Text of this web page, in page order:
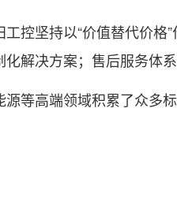
坚持以“价值替代价格
解决方案；售后服务体
高端领域积累了众多